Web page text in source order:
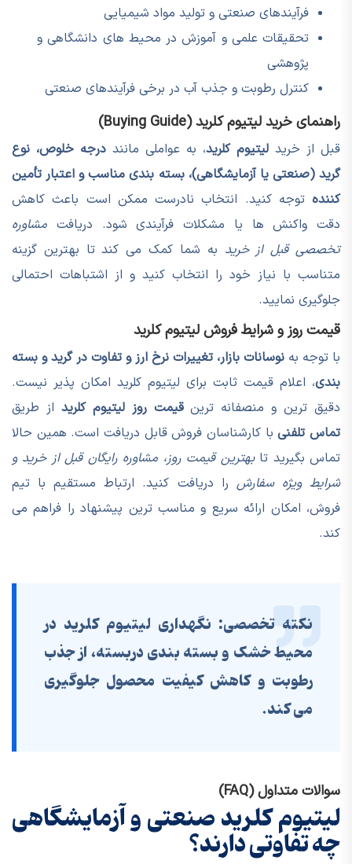
فرآیندهای صنعتی و تولید مواد شیمیایی
تحقیقات علمی و آموزش در محیط های دانشگاهی و
پژوهشی
کنترل رطوبت و جذب آب در برخی فرآیندهای صنعتی
راهنمای خرید لیتیوم کلرید (Buying Guide)
قبل از خرید لیتیوم کلرید، به عواملی مانند درجه خلوص، نوع
گرید (صنعتی یا آزمایشگاهی)، بسته بندی مناسب و اعتبار تأمین
کننده توجه کنید. انتخاب نادرست ممکن است باعث کاهش
دقت واکنش ها یا مشکلات فرآیندی شود. دریافت مشاوره
تخصصی قبل از خرید به شما کمک می کند تا بهترین گزینه
متناسب با نیاز خود را انتخاب کنید و از اشتباهات احتمالی
جلوگیری نمایید.
قیمت روز و شرایط فروش لیتیوم کلرید
با توجه به نوسانات بازار، تغییرات نرخ ارز و تفاوت در گرید و بسته
بندی، اعلام قیمت ثابت برای لیتیوم کلرید امکان پذیر نیست.
دقیق ترین و منصفانه ترینقیمت روز لیتیوم کلرید از طریق
تماس تلفنیبا کارشناسان فروش قابل دریافت است. همین حالا
تماس بگیرید تابهترین قیمت روز، مشاوره رایگان قبل از خرید و
شرایط ویژه سفارش را دریافت کنید. ارتباط مستقیم با تیم
فروش، امکان ارائه سریع و مناسب ترین پیشنهاد را فراهم می
کند.
نکته تخصصی: نگهداری لیتیوم کلرید در
محیط خشک و بسته بندی دربسته، از جذب
رطوبت و کاهش کیفیت محصول جلوگیری
می کند.
سوالات متداول (FAQ)
لیتیوم کلرید صنعتی و آزمایشگاهی
چه تفاوتی دارند؟